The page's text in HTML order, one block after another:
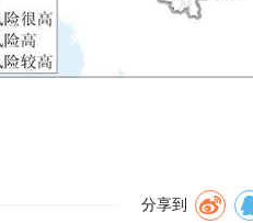
分享到